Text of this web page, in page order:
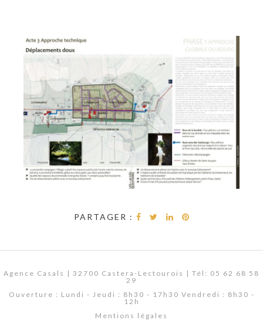
PARTAGER :
Agence Casals | 32700 Castera-Lectourois | Tél: 05 62 68 58
29
Ouverture : Lundi - Jeudi : 8h30 - 17h30 Vendredi : 8h30 -
12h
Mentions légales